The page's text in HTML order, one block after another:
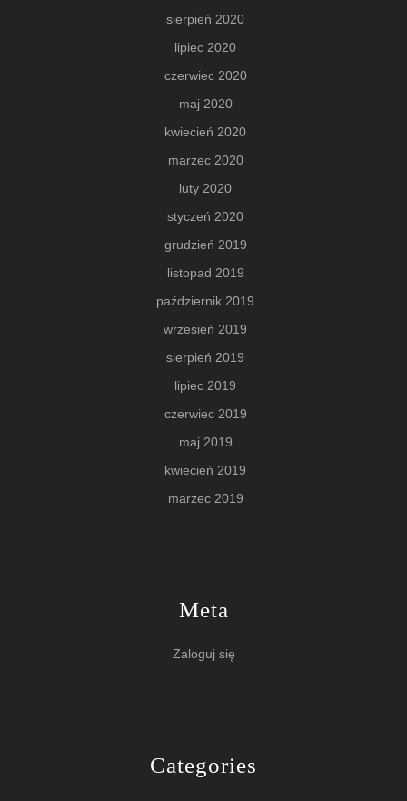
sierpień 2020
lipiec 2020
czerwiec 2020
maj 2020
kwiecień 2020
marzec 2020
luty 2020
styczeń 2020
grudzień 2019
listopad 2019
październik 2019
wrzesień 2019
sierpień 2019
lipiec 2019
czerwiec 2019
maj 2019
kwiecień 2019
marzec 2019
Meta
Zaloguj się
Categories